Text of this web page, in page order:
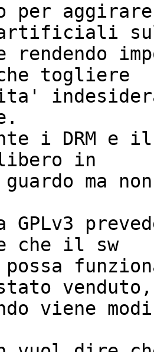
per
artificiali
rendendo
togliere
i DRM e
in
ma
che il sw
possa
venduto,
viene